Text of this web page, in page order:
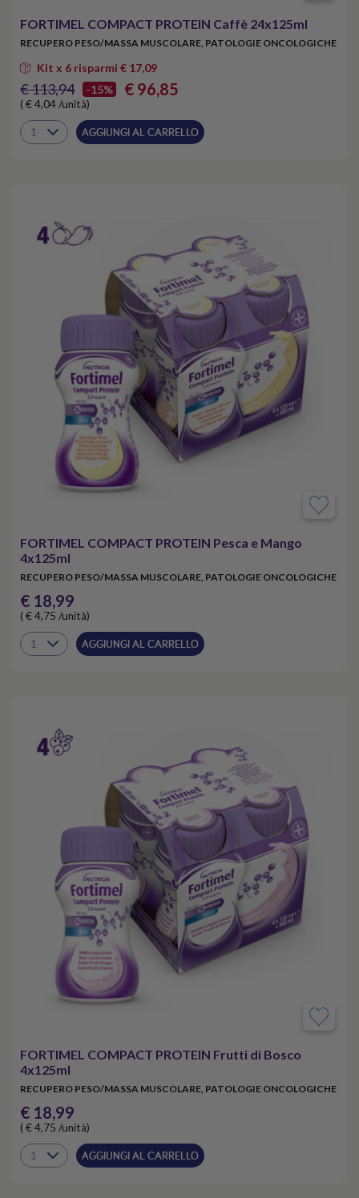
FORTIMEL COMPACT PROTEIN Caffè 24x125ml
RECUPERO PESO/MASSA MUSCOLARE, PATOLOGIE ONCOLOGICHE
Kit x 6 risparmi € 17,09
€ 113,94 -15% € 96,85
( € 4,04 /unità)
AGGIUNGI AL CARRELLO
FORTIMEL COMPACT PROTEIN Pesca e Mango
4x125ml
RECUPERO PESO/MASSA MUSCOLARE, PATOLOGIE ONCOLOGICHE
€ 18,99
( € 4,75 /unità)
AGGIUNGI AL CARRELLO
FORTIMEL COMPACT PROTEIN Frutti di Bosco
4x125ml
RECUPERO PESO/MASSA MUSCOLARE, PATOLOGIE ONCOLOGICHE
€ 18,99
( € 4,75 /unità)
AGGIUNGI AL CARRELLO